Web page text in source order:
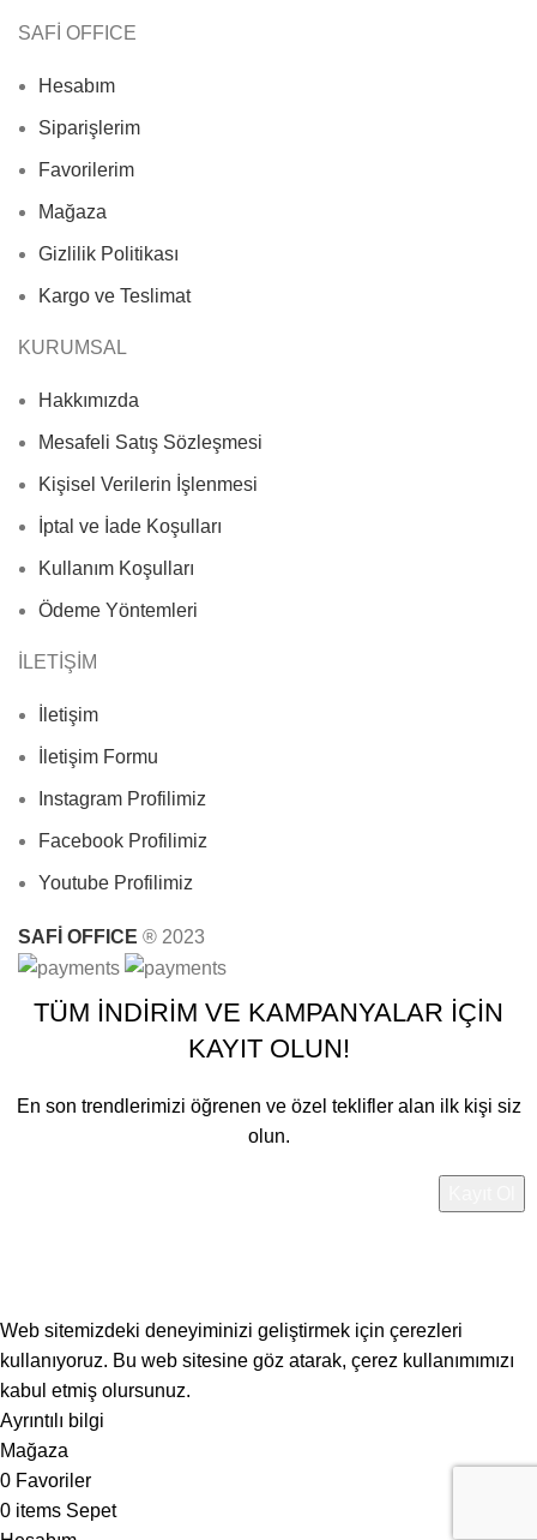
SAFİ OFFICE
Hesabım
Siparişlerim
Favorilerim
Mağaza
Gizlilik Politikası
Kargo ve Teslimat
KURUMSAL
Hakkımızda
Mesafeli Satış Sözleşmesi
Kişisel Verilerin İşlenmesi
İptal ve İade Koşulları
Kullanım Koşulları
Ödeme Yöntemleri
İLETİŞİM
İletişim
İletişim Formu
Instagram Profilimiz
Facebook Profilimiz
Youtube Profilimiz
SAFİ OFFICE ® 2023
TÜM İNDİRİM VE KAMPANYALAR İÇİN
KAYIT OLUN!
En son trendlerimizi öğrenen ve özel teklifler alan ilk kişi siz
olun.
Web sitemizdeki deneyiminizi geliştirmek için çerezleri
kullanıyoruz. Bu web sitesine göz atarak, çerez kullanımımızı
kabul etmiş olursunuz.
Ayrıntılı bilgi
Mağaza
0 Favoriler
0 items Sepet